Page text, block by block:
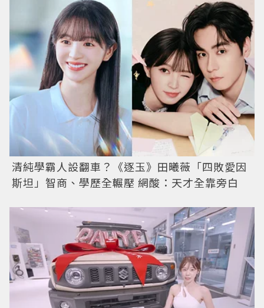
清純學霸人設翻車？《逐玉》田曦薇「四敗愛因
斯坦」智商、學歷全輾壓 網酸：天才全靠旁白